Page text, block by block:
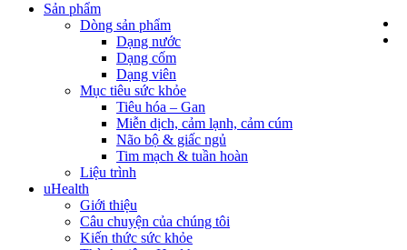
Sản phẩm
Dòng sản phẩm
Dạng nước
Dạng cốm
Dạng viên
Mục tiêu sức khỏe
Tiêu hóa – Gan
Miễn dịch, cảm lạnh, cảm cúm
Não bộ & giấc ngủ
Tim mạch & tuần hoàn
Liệu trình
uHealth
Giới thiệu
Câu chuyện của chúng tôi
Kiến thức sức khỏe